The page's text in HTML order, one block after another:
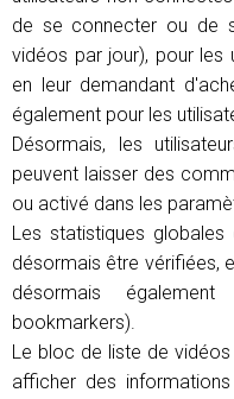
de se connecter ou de
vidéos par jour), pour les
en leur demandant
également pour les
Désormais, les
peuvent laisser des
ou activé dans les
Les statistiques
désormais être vérifiées,
désormais
bookmarkers).
Le bloc de liste de
afficher des